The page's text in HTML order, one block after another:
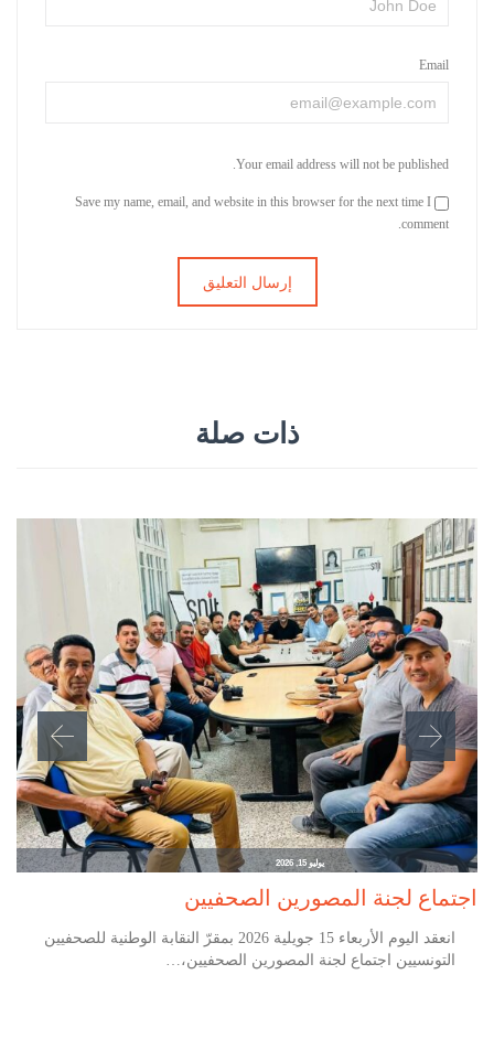
Email
Your email address will not be published.
Save my name, email, and website in this browser for the next time I
comment.
ذات صلة
يوليو 15, 2026
اجتماع لجنة المصورين الصحفيين
انعقد اليوم الأربعاء 15 جويلية 2026 بمقرّ النقابة الوطنية للصحفيين
التونسيين اجتماع لجنة المصورين الصحفيين،…